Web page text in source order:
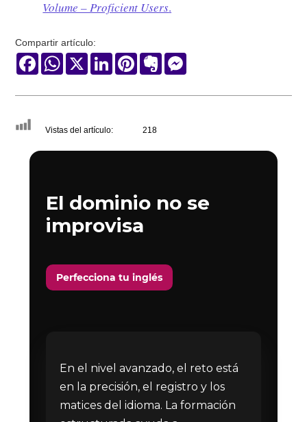
Volume – Proficient Users.
Compartir artículo:
FacebookWhatsApp
X LinkedInPinterestEvernote
Vistas del artículo: 218
El dominio no se
improvisa
Perfecciona tu inglés
En el nivel avanzado, el reto está
en la precisión, el registro y los
matices del idioma. La formación